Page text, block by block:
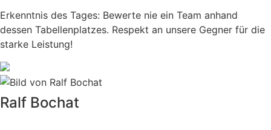
Erkenntnis des Tages: Bewerte nie ein Team anhand
dessen Tabellenplatzes. Respekt an unsere Gegner für die
starke Leistung!
Ralf Bochat